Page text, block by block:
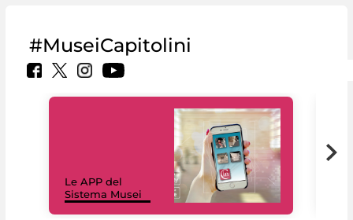
#MuseiCapitolini
Le APP del
Sistema Musei